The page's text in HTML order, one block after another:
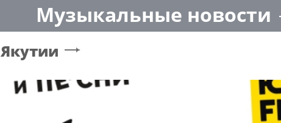
Музыкальные новости
Якутии